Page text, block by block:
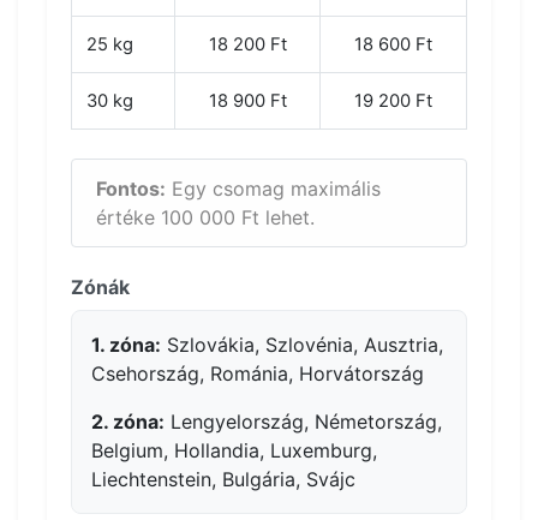
25 kg 18 200 Ft 18 600 Ft
30 kg 18 900 Ft 19 200 Ft
Fontos: Egy csomag maximális
értéke 100 000 Ft lehet.
Zónák
1. zóna: Szlovákia, Szlovénia, Ausztria,
Csehország, Románia, Horvátország
2. zóna: Lengyelország, Németország,
Belgium, Hollandia, Luxemburg,
Liechtenstein, Bulgária, Svájc